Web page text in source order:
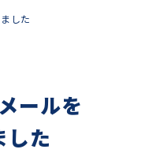
した
ールを
した